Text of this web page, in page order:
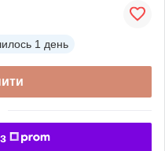
1 день